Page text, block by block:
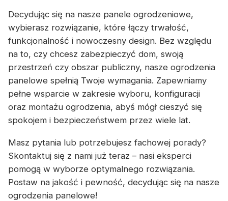
Decydując się na nasze panele ogrodzeniowe,
wybierasz rozwiązanie, które łączy trwałość,
funkcjonalność i nowoczesny design. Bez względu
na to, czy chcesz zabezpieczyć dom, swoją
przestrzeń czy obszar publiczny, nasze ogrodzenia
panelowe spełnią Twoje wymagania. Zapewniamy
pełne wsparcie w zakresie wyboru, konfiguracji
oraz montażu ogrodzenia, abyś mógł cieszyć się
spokojem i bezpieczeństwem przez wiele lat.
Masz pytania lub potrzebujesz fachowej porady?
Skontaktuj się z nami już teraz – nasi eksperci
pomogą w wyborze optymalnego rozwiązania.
Postaw na jakość i pewność, decydując się na nasze
ogrodzenia panelowe!